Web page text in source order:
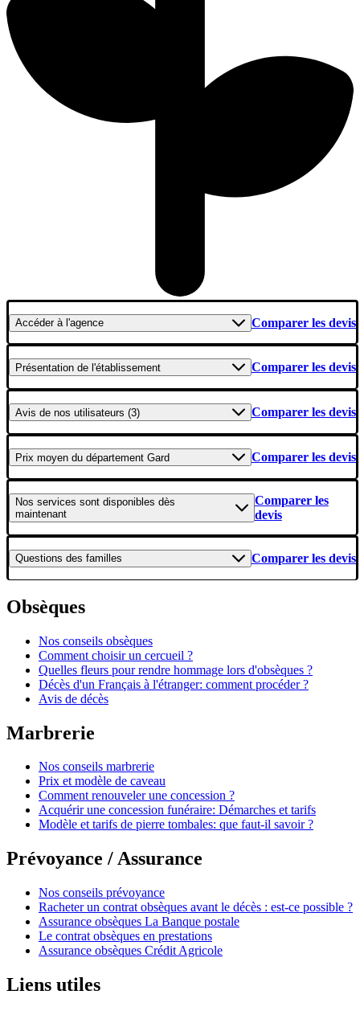
Accéderà l'agence Comparer les devis
Présentation de l'établissement Comparer les devis
Avis de nos utilisateurs (3) Comparer les devis
Prix moyen du département Gard Comparer les devis
Nos services sont disponibles dès
maintenant
Comparer les
devis
Questions des familles Comparer les devis
Obsèques
Nos conseils obsèques
Comment choisir un cercueil ?
Quelles fleurs pour rendre hommage lors d'obsèques ?
Décès d'un Français à l'étranger: comment procéder ?
Avis de décès
Marbrerie
Nos conseils marbrerie
Prix et modèle de caveau
Comment renouveler une concession ?
Acquérir une concession funéraire: Démarches et tarifs
Modèle et tarifs de pierre tombales: que faut-il savoir ?
Prévoyance / Assurance
Nos conseils prévoyance
Racheter un contrat obsèques avant le décès : est-ce possible ?
Assurance obsèques La Banque postale
Le contrat obsèques en prestations
Assurance obsèques Crédit Agricole
Liens utiles